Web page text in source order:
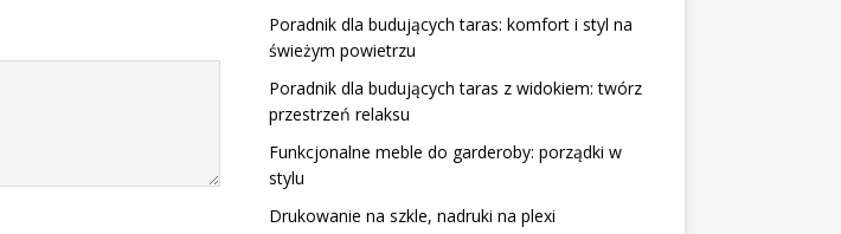
Poradnik dla budujących taras: komfort i styl na
świeżym powietrzu
Poradnik dla budujących taras z widokiem: twórz
przestrzeń relaksu
Funkcjonalne meble do garderoby: porządki w
stylu
Drukowanie na szkle, nadruki na plexi